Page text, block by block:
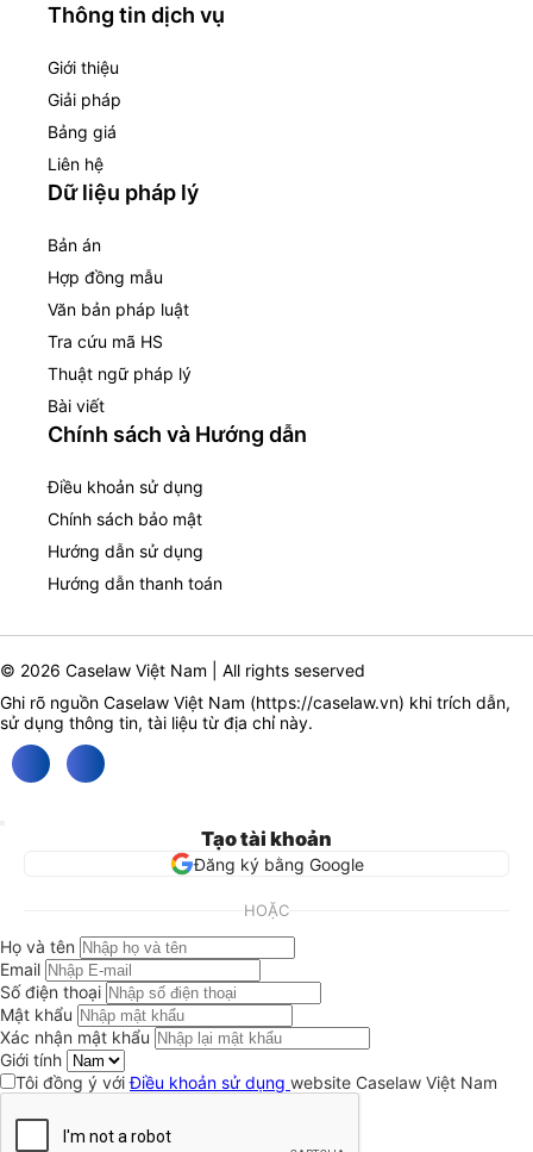
Thông tin dịch vụ
Giới thiệu
Giải pháp
Bảng giá
Liên hệ
Dữ liệu pháp lý
Bản án
Hợp đồng mẫu
Văn bản pháp luật
Tra cứu mã HS
Thuật ngữ pháp lý
Bài viết
Chính sách và Hướng dẫn
Điều khoản sử dụng
Chính sách bảo mật
Hướng dẫn sử dụng
Hướng dẫn thanh toán
© 2026 Caselaw Việt Nam | All rights seserved
Ghi rõ nguồn Caselaw Việt Nam (https://caselaw.vn) khi trích dẫn,
sử dụng thông tin, tài liệu từ địa chỉ này.
Tạo tài khoản
Đăng ký bằng Google
HOẶC
Họ và tên
Email
Số điện thoại
Mật khẩu
Xác nhận mật khẩu
Giới tính
Tôi đồng ý vớiĐiều khoản sử dụng website Caselaw Việt Nam